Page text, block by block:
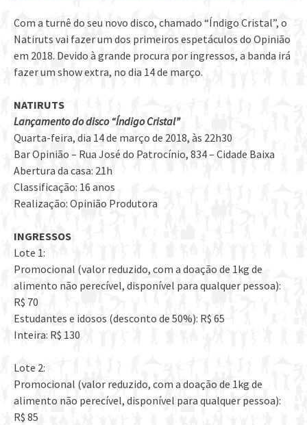
Com a turnê do seu novo disco, chamado “Índigo Cristal”, o
Natiruts vai fazer um dos primeiros espetáculos do Opinião
em 2018. Devido à grande procura por ingressos, a banda irá
fazer um show extra, no dia 14 de março.
NATIRUTS
Lançamento do disco “Índigo Cristal”
Quarta-feira, dia 14 de março de 2018, às 22h30
Bar Opinião – Rua José do Patrocínio, 834 – Cidade Baixa
Abertura da casa: 21h
Classificação: 16 anos
Realização: Opinião Produtora
INGRESSOS
Lote 1:
Promocional (valor reduzido, com a doação de 1kg de
alimento não perecível, disponível para qualquer pessoa):
R$ 70
Estudantes e idosos (desconto de 50%): R$ 65
Inteira: R$ 130
Lote 2:
Promocional (valor reduzido, com a doação de 1kg de
alimento não perecível, disponível para qualquer pessoa):
R$ 85